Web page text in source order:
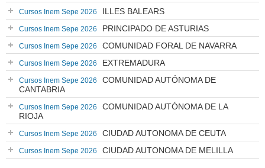
Cursos Inem Sepe 2026 ILLES BALEARS
Cursos Inem Sepe 2026 PRINCIPADO DE ASTURIAS
Cursos Inem Sepe 2026 COMUNIDAD FORAL DE NAVARRA
Cursos Inem Sepe 2026 EXTREMADURA
Cursos Inem Sepe 2026
COMUNIDAD AUTÓNOMA DE
CANTABRIA
Cursos Inem Sepe 2026
COMUNIDAD AUTÓNOMA DE LA
RIOJA
Cursos Inem Sepe 2026 CIUDAD AUTONOMA DE CEUTA
Cursos Inem Sepe 2026 CIUDAD AUTONOMA DE MELILLA